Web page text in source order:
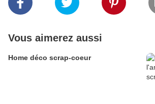
Vous aimerez aussi
Home déco scrap-coeur